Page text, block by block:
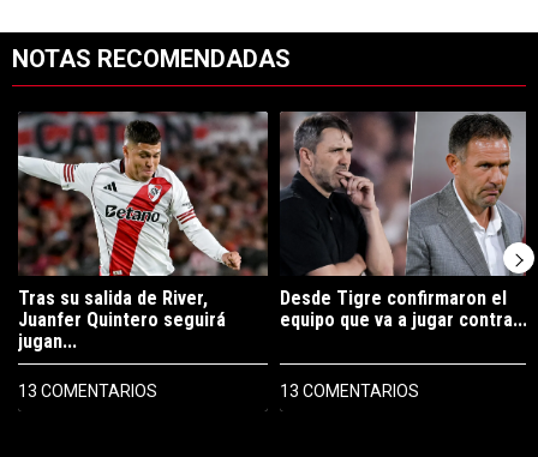
NOTAS RECOMENDADAS
Un artículo de tendencia con el título "Tras su salida de River,
Tras su salida de River,
Juanfer Quintero seguirá
jugan...
13 COMENTARIOS
Un artículo de tendencia con el
Desde Tigre confirmaron el
equipo que va a jugar contra...
13 COMENTARIOS